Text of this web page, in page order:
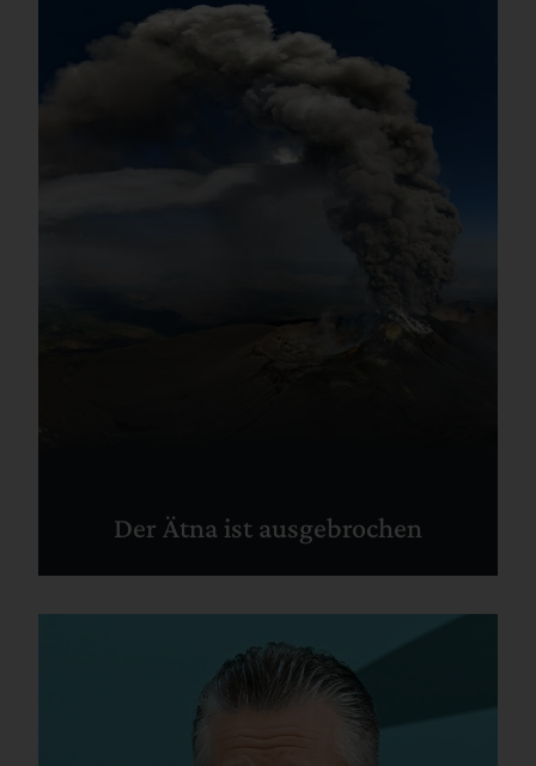
Der Ätna ist ausgebrochen